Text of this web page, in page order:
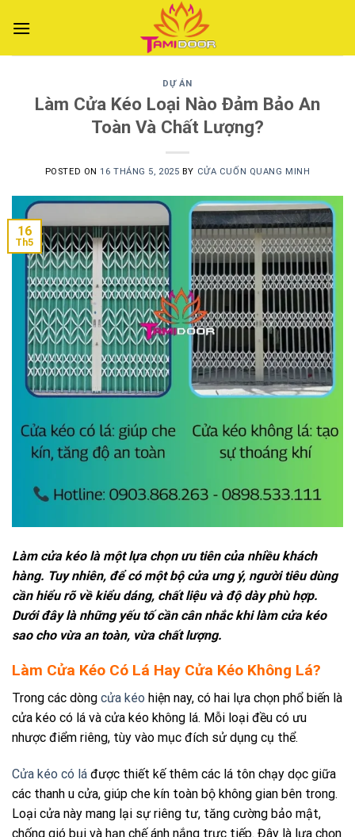
DỰ ÁN
Làm Cửa Kéo Loại Nào Đảm Bảo An
Toàn Và Chất Lượng?
POSTED ON16 THÁNG 5, 2025 BY CỬA CUỐN QUANG MINH
16
Th5
Làm cửa kéo là một lựa chọn ưu tiên của nhiều khách
hàng. Tuy nhiên, để có một bộ cửa ưng ý, người tiêu dùng
cần hiểu rõ về kiểu dáng, chất liệu và độ dày phù hợp.
Dưới đây là những yếu tố cần cân nhắc khi làm cửa kéo
sao cho vừa an toàn, vừa chất lượng.
Làm Cửa Kéo Có Lá Hay Cửa Kéo Không Lá?
Trong các dòng cửa kéo hiện nay, có hai lựa chọn phổ biến là
cửa kéo có lá và cửa kéo không lá. Mỗi loại đều có ưu
nhược điểm riêng, tùy vào mục đích sử dụng cụ thể.
Cửa kéo có lá được thiết kế thêm các lá tôn chạy dọc giữa
các thanh u cửa, giúp che kín toàn bộ không gian bên trong.
Loại cửa này mang lại sự riêng tư, tăng cường bảo mật,
chống gió bụi và hạn chế ánh nắng trực tiếp. Đây là lựa chọn